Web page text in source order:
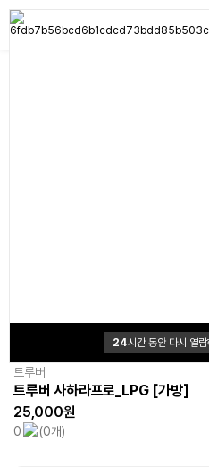
24시간 동안 다시 열
트루버
트루버 사하라프로_LPG [가방]
25,000원
0 (0개)